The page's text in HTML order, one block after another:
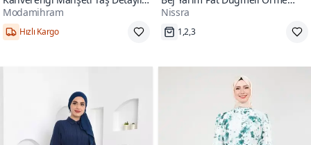
Triko Tesettür Elbise
Modamihram
Hızlı Kargo
Tesettür Elbise
Nissra
1,2,3